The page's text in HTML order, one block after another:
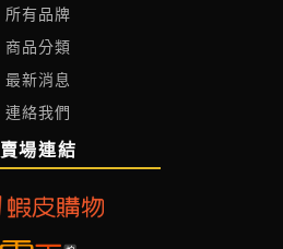
所有品牌
商品分類
最新消息
連絡我們
賣場連結